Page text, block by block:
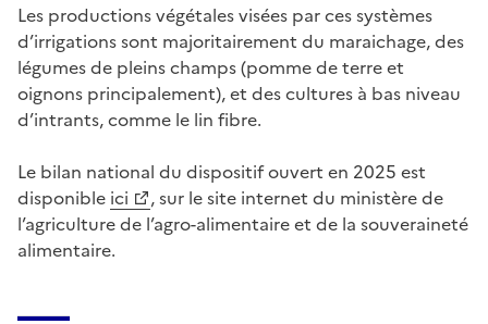
Les productions végétales visées par ces systèmes
d’irrigations sont majoritairement du maraichage, des
légumes de pleins champs (pomme de terre et
oignons principalement), et des cultures à bas niveau
d’intrants, comme le lin fibre.
Le bilan national du dispositif ouvert en 2025 est
disponible ici
, sur le site internet du ministère de
l’agriculture de l’agro-alimentaire et de la souveraineté
alimentaire.